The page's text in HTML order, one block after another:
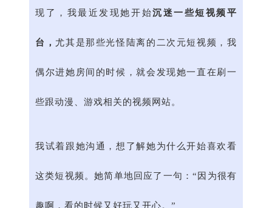
现了，我最近发现她开始沉迷一些短视频平
台， 尤其是那些光怪陆离的二次元短视频，我
偶尔进她房间的时候，就会发现她一直在刷一
些跟动漫、游戏相关的视频网站。
我试着跟她沟通，想了解她为什么开始喜欢看
这类短视频。她简单地回应了一句：“因为很有
趣啊，看的时候又好玩又开心。”